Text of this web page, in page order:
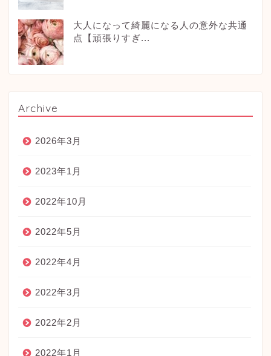
大人になって綺麗になる人の意外な共通
点【頑張りすぎ...
Archive
2026年3月
2023年1月
2022年10月
2022年5月
2022年4月
2022年3月
2022年2月
2022年1月